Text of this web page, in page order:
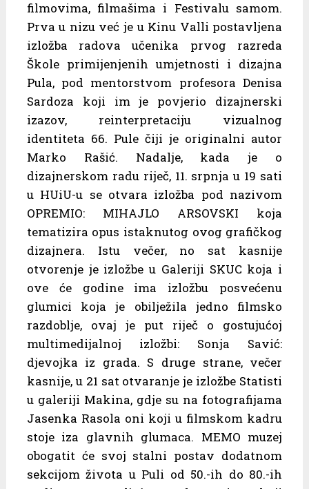
filmovima, filmašima i Festivalu samom.
Prva u nizu već je u Kinu Valli postavljena
izložba radova učenika prvog razreda
Škole primijenjenih umjetnosti i dizajna
Pula, pod mentorstvom profesora Denisa
Sardoza koji im je povjerio dizajnerski
izazov, reinterpretaciju vizualnog
identiteta 66. Pule čiji je originalni autor
Marko Rašić. Nadalje, kada je o
dizajnerskom radu riječ, 11. srpnja u 19 sati
u HUiU-u se otvara izložba pod nazivom
OPREMIO: MIHAJLO ARSOVSKI koja
tematizira opus istaknutog ovog grafičkog
dizajnera. Istu večer, no sat kasnije
otvorenje je izložbe u Galeriji SKUC koja i
ove će godine ima izložbu posvećenu
glumici koja je obilježila jedno filmsko
razdoblje, ovaj je put riječ o gostujućoj
multimedijalnoj izložbi: Sonja Savić:
djevojka iz grada. S druge strane, večer
kasnije, u 21 sat otvaranje je izložbe Statisti
u galeriji Makina, gdje su na fotografijama
Jasenka Rasola oni koji u filmskom kadru
stoje iza glavnih glumaca. MEMO muzej
obogatit će svoj stalni postav dodatnom
sekcijom života u Puli od 50.-ih do 80.-ih